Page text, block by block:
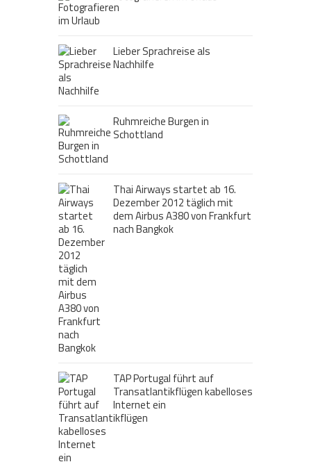
Lieber Sprachreise als
Nachhilfe
Ruhmreiche Burgen in
Schottland
Thai Airways startet ab 16.
Dezember 2012 täglich mit
dem Airbus A380 von Frankfurt
nach Bangkok
TAP Portugal führt auf
Transatlantikflügen kabelloses
Internet ein